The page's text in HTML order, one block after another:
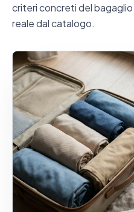
criteri concreti del
reale dal catalogo.